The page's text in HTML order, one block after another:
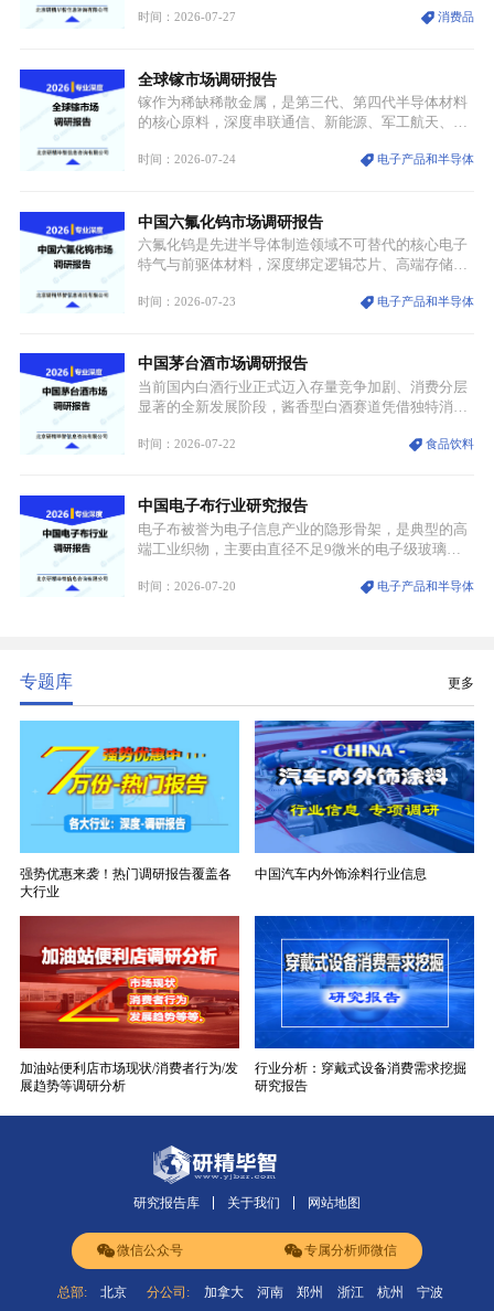
服不再局限于传统节日、古风活动等小众场景，逐步
重要载体。同时，行业标准落地、生产技术升级、原
创设计能力提升，进一步夯实产业发展根基，吸引传
统服饰品牌、文旅企业等跨界入局，市场活力持续释
时间：2026-07-27 消费品
全球镓市场调研报告
镓作为稀缺稀散金属，是第三代、第四代半导体材料
的核心原料，深度串联通信、新能源、军工航天、光
与大国科技博弈的关键战略资源。镓并非传统大宗金
领域渗透”的战略体系，成为全球科技产业运转的刚
需资源。
时间：2026-07-24 电子产品和半导体
中国六氟化钨市场调研报告
六氟化钨是先进半导体制造领域不可替代的核心电子
特气与前驱体材料，深度绑定逻辑芯片、高端存储芯
沉积（CVD）、原子层沉积（ALD）工艺专用前驱体
密制造流程。
时间：2026-07-23 电子产品和半导体
中国茅台酒市场调研报告
当前国内白酒行业正式迈入存量竞争加剧、消费分层
显著的全新发展阶段，酱香型白酒赛道凭借独特消费
道。贵州茅台凭借独一无二的核心产区壁垒、刚性产
业。
时间：2026-07-22 食品饮料
中国电子布行业研究报告
电子布被誉为电子信息产业的隐形骨架，是典型的高
端工业织物，主要由直径不足9微米的电子级玻璃纤
生产制造过程中不可或缺的核心基材。电子布具备高
时间：2026-07-20 电子产品和半导体
专题库 更多
强势优惠来袭！热门调研报告覆盖各
大行业
中国汽车内外饰涂料行业信息
加油站便利店市场现状/消费者行为/发
展趋势等调研分析
行业分析：穿戴式设备消费需求挖掘
研究报告
研究报告库 关于我们 网站地图
微信公众号 专属分析师微信
总部: 北京 分公司: 加拿大 河南 郑州 浙江 杭州 宁波